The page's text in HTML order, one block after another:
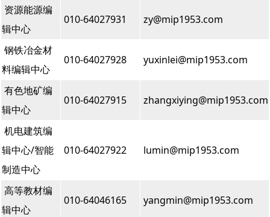
资源能源编
辑中心
010-64027931 zy@mip1953.com
钢铁冶金材
料编辑中心
010-64027928 yuxinlei@mip1953.com
有色地矿编
辑中心
010-64027915 zhangxiying@mip1953.com
机电建筑编
辑中心/智能
制造中心
010-64027922 lumin@mip1953.com
高等教材编
辑中心
010-64046165 yangmin@mip1953.com